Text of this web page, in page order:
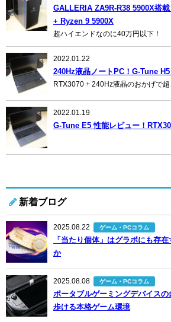
GALLERIA ZA9R-R38 5900X搭
+ Ryzen 9 5900X
超ハイエンドなのに40万円以下！
2022.01.22
240Hz液晶ノートPC！G-Tune
RTX3070 + 240Hz液晶のおかげで超
2022.01.19
G-Tune E5 性能レビュー！
新着ブログ
2025.08.22 ゲーム・PCコラム
「当たり個体」はグラボにも存
か
2025.08.08 ゲーム・PCコラム
ポータブルゲーミングデバイス
歩ける本格ゲーム環境